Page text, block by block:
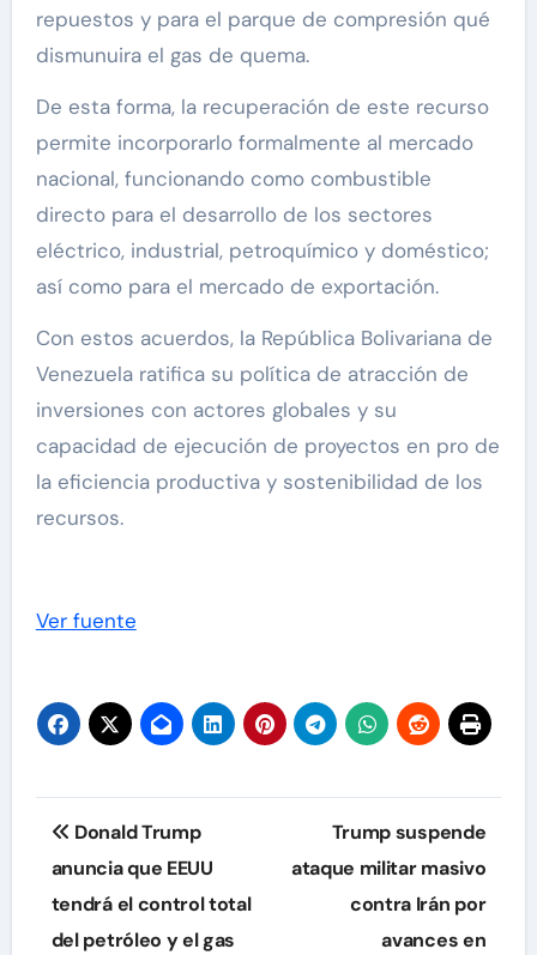
repuestos y para el parque de compresión qué
dismunuira el gas de quema.
De esta forma, la recuperación de este recurso
permite incorporarlo formalmente al mercado
nacional, funcionando como combustible
directo para el desarrollo de los sectores
eléctrico, industrial, petroquímico y doméstico;
así como para el mercado de exportación.
Con estos acuerdos, la República Bolivariana de
Venezuela ratifica su política de atracción de
inversiones con actores globales y su
capacidad de ejecución de proyectos en pro de
la eficiencia productiva y sostenibilidad de los
recursos.
Ver fuente
Navegación
de
entradas
Donald Trump
anuncia que EEUU
tendrá el control total
del petróleo y el gas
Trump suspende
ataque militar masivo
contra Irán por
avances en